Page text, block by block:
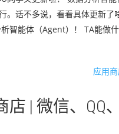
。话不多说，看看具体更新
智能体（Agent）！ TA能做
店 | 微信、QQ